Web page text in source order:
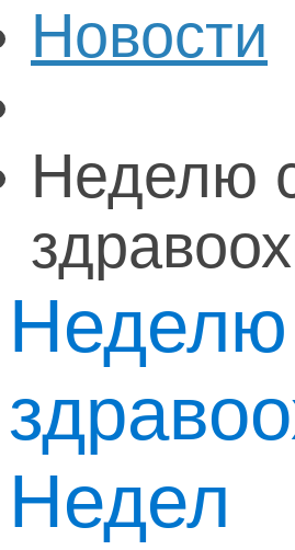
Новости
Неделю
Неделю
Недел